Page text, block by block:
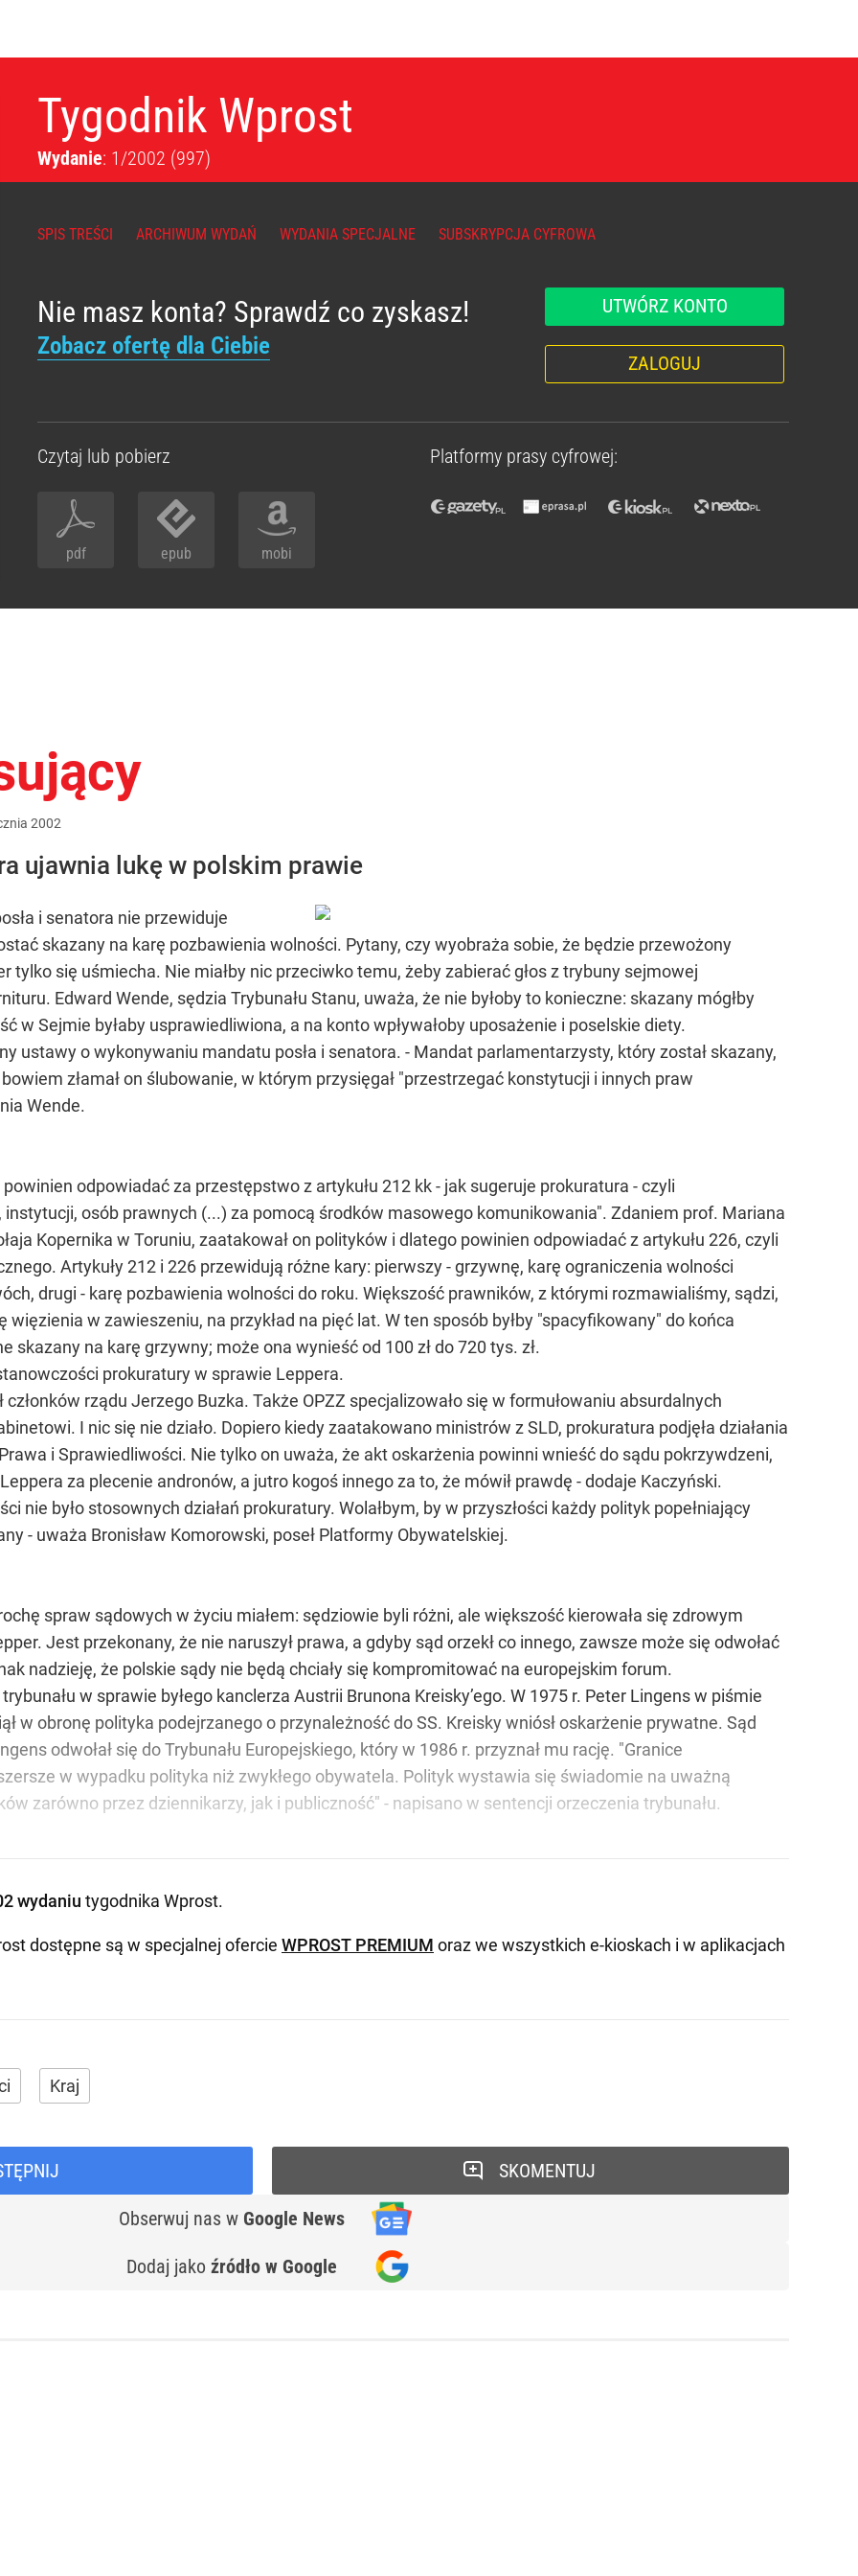
Tygodnik Wprost
Wydanie: 1/2002 (997)
SPIS TREŚCI ARCHIWUM WYDAŃ WYDANIA SPECJALNE SUBSKRYPCJA CYFROWA
Nie masz konta? Sprawdź co zyskasz!
Zobacz ofertę dla Ciebie
UTWÓRZ KONTO
ZALOGUJ
Czytaj lub pobierz
pdf epub mobi
Platformy prasy cyfrowej:
2002
ujawnia lukę w polskim prawie
i senatora nie przewiduje
skazany na karę pozbawienia wolności. Pytany, czy wyobraża sobie, że będzie przewożony
tylko się uśmiecha. Nie miałby nic przeciwko temu, żeby zabierać głos z trybuny sejmowej
Edward Wende, sędzia Trybunału Stanu, uważa, że nie byłoby to konieczne: skazany mógłby
w Sejmie byłaby usprawiedliwiona, a na konto wpływałoby uposażenie i poselskie diety.
ustawy o wykonywaniu mandatu posła i senatora. - Mandat parlamentarzysty, który został skazany,
złamał on ślubowanie, w którym przysięgał "przestrzegać konstytucji i innych praw
Wende.
odpowiadać za przestępstwo z artykułu 212 kk - jak sugeruje prokuratura - czyli
osób prawnych (...) za pomocą środków masowego komunikowania". Zdaniem prof. Mariana
Kopernika w Toruniu, zaatakował on polityków i dlatego powinien odpowiadać z artykułu 226, czyli
Artykuły 212 i 226 przewidują różne kary: pierwszy - grzywnę, karę ograniczenia wolności
drugi - karę pozbawienia wolności do roku. Większość prawników, z którymi rozmawialiśmy, sądzi,
w zawieszeniu, na przykład na pięć lat. W ten sposób byłby "spacyfikowany" do końca
skazany na karę grzywny; może ona wynieść od 100 zł do 720 tys. zł.
prokuratury w sprawie Leppera.
rządu Jerzego Buzka. Także OPZZ specjalizowało się w formułowaniu absurdalnych
I nic się nie działo. Dopiero kiedy zaatakowano ministrów z SLD, prokuratura podjęła działania
i Sprawiedliwości. Nie tylko on uważa, że akt oskarżenia powinni wnieść do sądu pokrzywdzeni,
za plecenie andronów, a jutro kogoś innego za to, że mówił prawdę - dodaje Kaczyński.
nie było stosownych działań prokuratury. Wolałbym, by w przyszłości każdy polityk popełniający
- uważa Bronisław Komorowski, poseł Platformy Obywatelskiej.
spraw sądowych w życiu miałem: sędziowie byli różni, ale większość kierowała się zdrowym
Jest przekonany, że nie naruszył prawa, a gdyby sąd orzekł co innego, zawsze może się odwołać
nadzieję, że polskie sądy nie będą chciały się kompromitować na europejskim forum.
w sprawie byłego kanclerza Austrii Brunona Kreisky’ego. W 1975 r. Peter Lingens w piśmie
w obronę polityka podejrzanego o przynależność do SS. Kreisky wniósł oskarżenie prywatne. Sąd
odwołał się do Trybunału Europejskiego, który w 1986 r. przyznał mu rację. "Granice
w wypadku polityka niż zwykłego obywatela. Polityk wystawia się świadomie na uważną
zarówno przez dziennikarzy, jak i publiczność" - napisano w sentencji orzeczenia trybunału.
wydaniu tygodnika Wprost.
dostępne są w specjalnej ofercie WPROST PREMIUM oraz we wszystkich e-kioskach i w aplikacjach
Kraj
Obserwuj nas w Google News
Dodaj jako źródło w Google
SKOMENTUJ